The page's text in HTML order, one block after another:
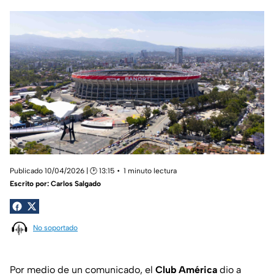
Publicado 10/04/2026 | 🕑 13:15
1 minuto lectura
Escrito por: Carlos Salgado
No soportado
Por medio de un comunicado, el Club América dio a